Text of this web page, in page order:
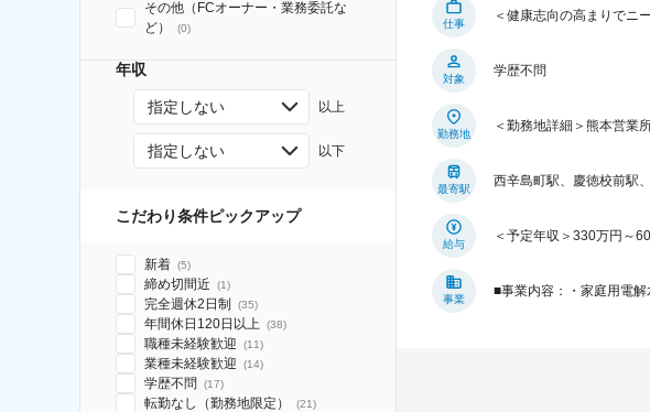
その他（FCオーナー・業務委託な
ど）
(0)
年収
指定しない 以上
指定しない 以下
こだわり条件ピックアップ
新着 (5)
締め切間近 (1)
完全週休2日制 (35)
年間休日120日以上 (38)
職種未経験歓迎 (11)
業種未経験歓迎 (14)
学歴不問 (17)
転勤なし（勤務地限定） (21)
仕事
＜健康志向の高まりでニ
対象
学歴不問
勤務地
＜勤務地詳細＞熊本営業
最寄駅
西辛島町駅、慶徳校前駅
給与
＜予定年収＞330万円～
事業
■事業内容：・家庭用電